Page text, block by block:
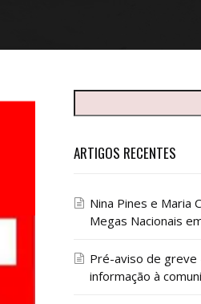
ARTIGOS RECENTES
Nina Pines e Maria
Megas Nacionais
Pré-aviso de greve
informação à